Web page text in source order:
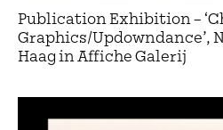
Publication Exhibition –
Graphics/Updowndance’,
Haag in Affiche Galerij